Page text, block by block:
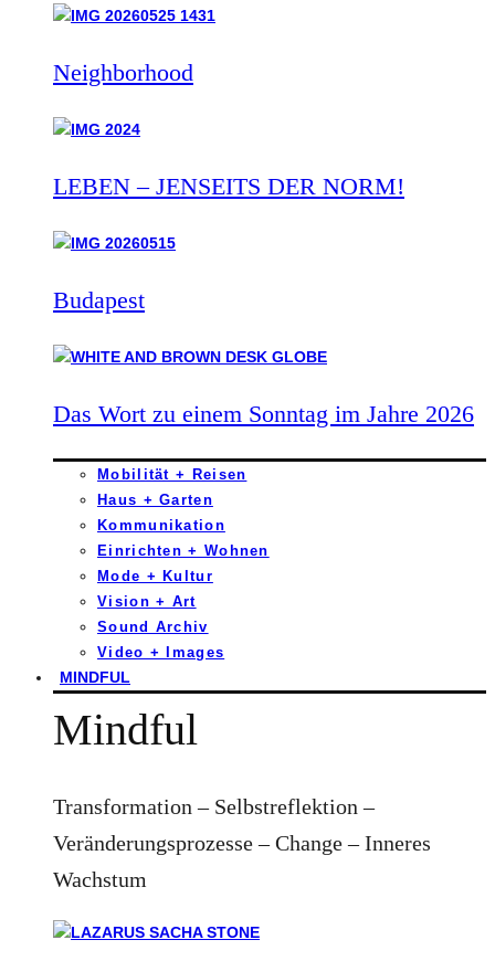
Neighborhood
LEBEN – JENSEITS DER NORM!
Budapest
Das Wort zu einem Sonntag im Jahre 2026
Mobilität + Reisen
Haus + Garten
Kommunikation
Einrichten + Wohnen
Mode + Kultur
Vision + Art
Sound Archiv
Video + Images
MINDFUL
Mindful
Transformation – Selbstreflektion –
Veränderungsprozesse – Change – Inneres
Wachstum